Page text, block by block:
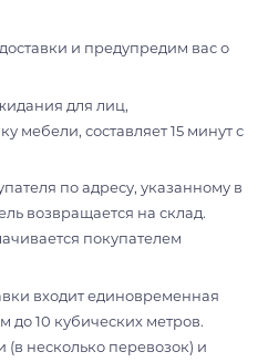
и предупредим вас о
для лиц,
мебели, составляет 15 минут с
по адресу, указанному в
возвращается на склад.
покупателем
входит единовременная
до 10 кубических метров.
(в несколько перевозок) и